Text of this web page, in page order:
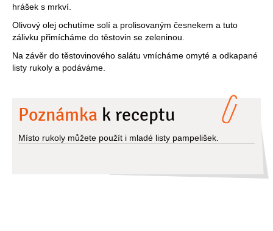
hrášek s mrkví.
Olivový olej ochutíme solí a prolisovaným česnekem a tuto
zálivku přimícháme do těstovin se zeleninou.
Na závěr do těstovinového salátu vmícháme omyté a odkapané
listy rukoly a podáváme.
Poznámka k receptu
Místo rukoly můžete použít i mladé listy pampelišek.